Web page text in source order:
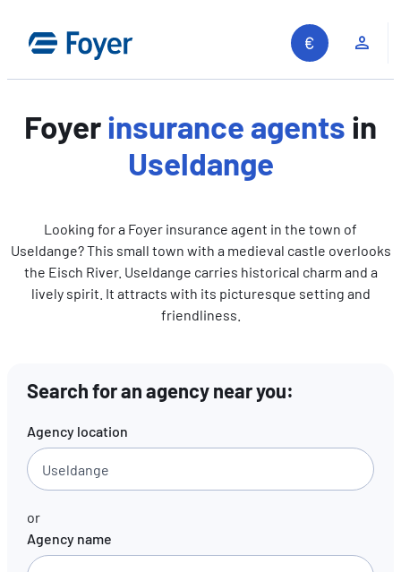
content
Search site
ENFRDE
Foyerinsurance agents in
Useldange
Looking for a Foyer insurance agent in the town of
Useldange? This small town with a medieval castle overlooks
the Eisch River. Useldange carries historical charm and a
lively spirit. It attracts with its picturesque setting and
friendliness.
Search for an agency near you:
Agency location
or
Agency name